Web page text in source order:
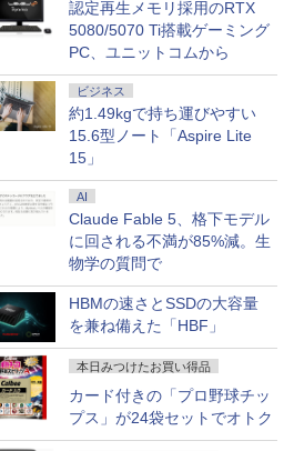
認定再生メモリ採用のRTX
5080/5070 Ti搭載ゲーミング
PC、ユニットコムから
ビジネス
約1.49kgで持ち運びやすい
15.6型ノート「Aspire Lite
15」
AI
Claude Fable 5、格下モデル
に回される不満が85%減。生
物学の質問で
HBMの速さとSSDの大容量
を兼ね備えた「HBF」
本日みつけたお買い得品
カード付きの「プロ野球チッ
プス」が24袋セットでオトク